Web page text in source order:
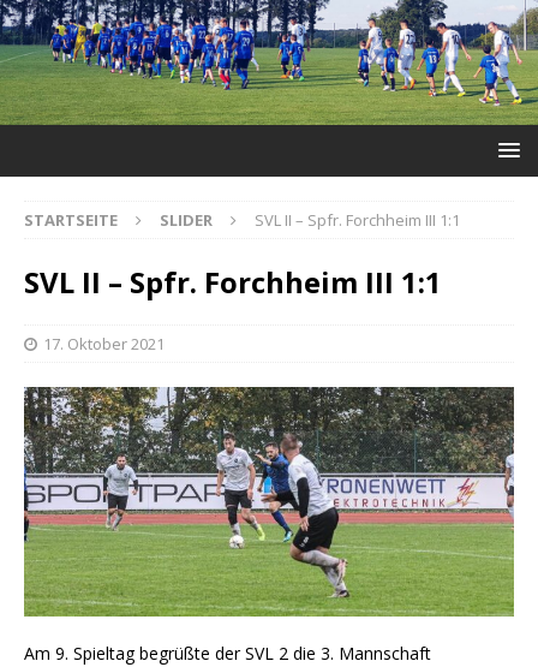
STARTSEITE SLIDER SVL II – Spfr. Forchheim III 1:1
SVL II – Spfr. Forchheim III 1:1
17. Oktober 2021
Am 9. Spieltag begrüßte der SVL 2 die 3. Mannschaft